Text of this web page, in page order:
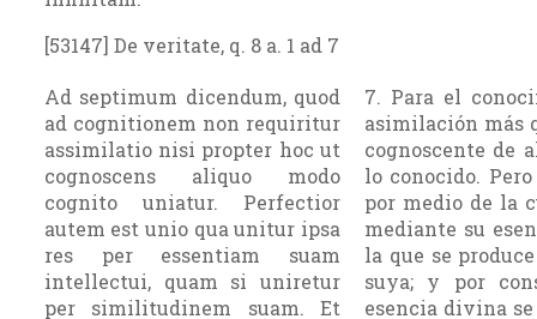
[53147] De veritate, q. 8 a. 1 ad 7
Ad septimum dicendum, quod
ad cognitionem non requiritur
assimilatio nisi propter hoc ut
cognoscens aliquo modo
cognito uniatur. Perfectior
autem est unio qua unitur ipsa
res per essentiam suam
intellectui, quam si uniretur
per similitudinem suam. Et
7. Para el
asimilación más
cognoscente de
lo conocido.
por medio de la
mediante su
la que se
suya; y por
esencia divina